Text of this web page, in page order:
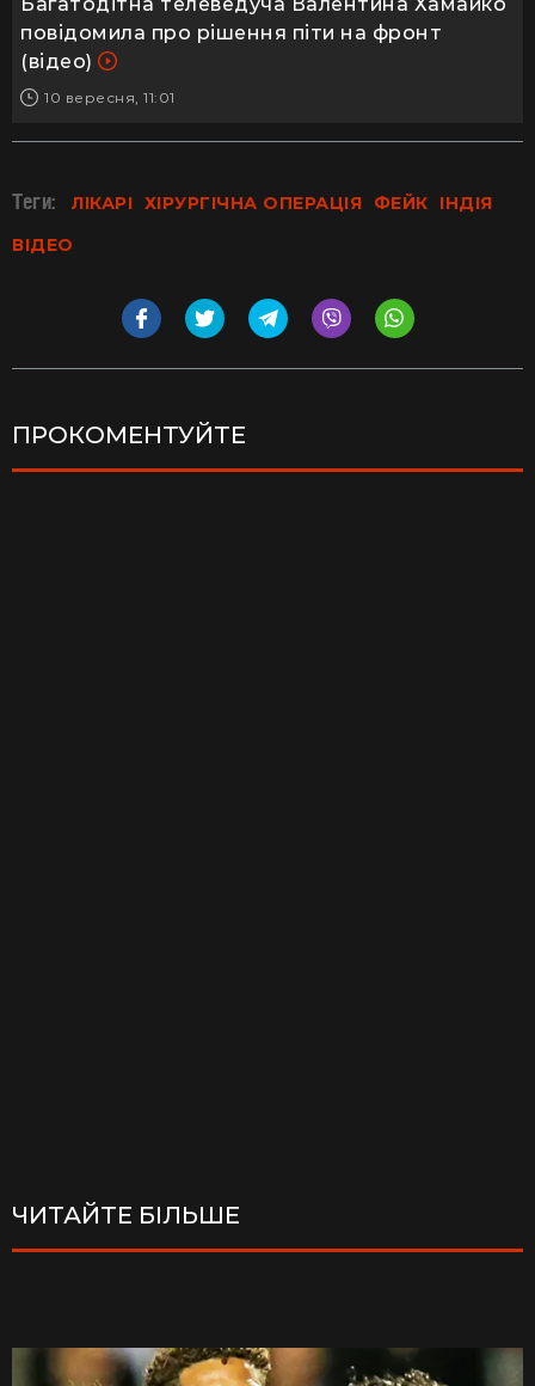
Багатодітна телеведуча Валентина Хамайко
повідомила про рішення піти на фронт
(відео)
10 вересня, 11:01
Теги: ЛІКАРІ ХІРУРГІЧНА ОПЕРАЦІЯ ФЕЙК
ІНДІЯ
ВІДЕО
ПРОКОМЕНТУЙТЕ
ЧИТАЙТЕ БІЛЬШЕ